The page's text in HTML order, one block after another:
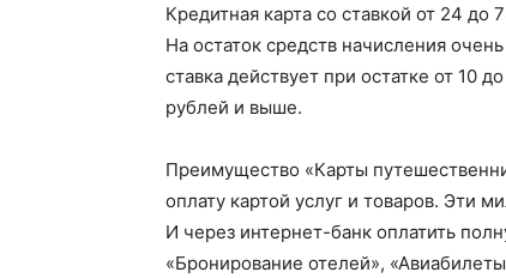
Кредитная карта со ставкой от 24
На остаток средств начисления
ставка действует при остатке от 10
рублей и выше.
Преимущество «Карты
оплату картой услуг и товаров. Эти
И через интернет-банк оплатить
«Бронирование отелей»,